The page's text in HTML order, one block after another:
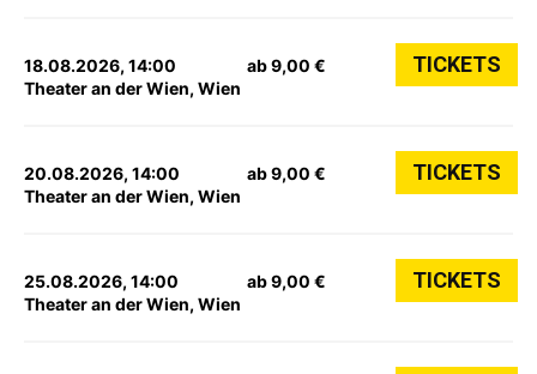
18.08.2026, 14:00
Theater an der Wien, Wien
ab 9,00 € TICKETS
20.08.2026, 14:00
Theater an der Wien, Wien
ab 9,00 € TICKETS
25.08.2026, 14:00
Theater an der Wien, Wien
ab 9,00 € TICKETS